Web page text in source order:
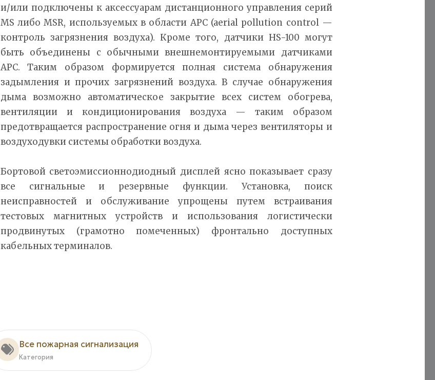
и/или подключены к аксессуарам дистанционного управления серий
MS либо MSR, используемых в области APC (aerial pollution control —
контроль загрязнения воздуха). Кроме того, датчики HS-100 могут
быть объединены с обычными внешнемонтируемыми датчиками
APC. Таким образом формируется полная система обнаружения
задымления и прочих загрязнений воздуха. В случае обнаружения
дыма возможно автоматическое закрытие всех систем обогрева,
вентиляции и кондиционирования воздуха — таким образом
предотвращается распространение огня и дыма через вентиляторы и
воздуходувки системы обработки воздуха.
Бортовой светоэмиссионнодиодный дисплей ясно показывает сразу
все сигнальные и резервные функции. Установка, поиск
неисправностей и обслуживание упрощены путем встраивания
тестовых магнитных устройств и использования логистически
продвинутых (грамотно помеченных) фронтально доступных
кабельных терминалов.
Все пожарная сигнализация
Категория